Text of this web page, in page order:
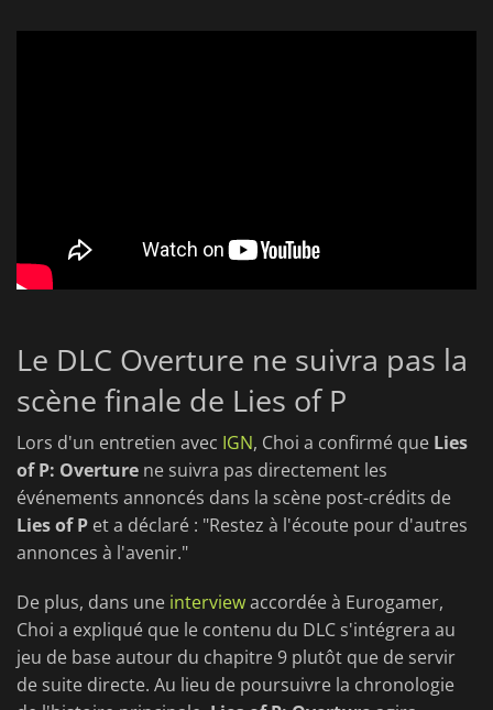
Le DLC Overture ne suivra pas la
scène finale de Lies of P
Lors d'un entretien avec IGN, Choi a confirmé que Lies
of P: Overture ne suivra pas directement les
événements annoncés dans la scène post-crédits de
Lies of P et a déclaré : "Restez à l'écoute pour d'autres
annonces à l'avenir."
De plus, dans une interviewaccordée à Eurogamer,
Choi a expliqué que le contenu du DLC s'intégrera au
jeu de base autour du chapitre 9 plutôt que de servir
de suite directe. Au lieu de poursuivre la chronologie